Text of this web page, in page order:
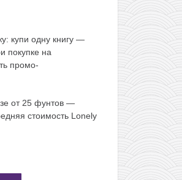
купи одну книгу —
покупке на
промо-
от 25 фунтов —
стоимость Lonely